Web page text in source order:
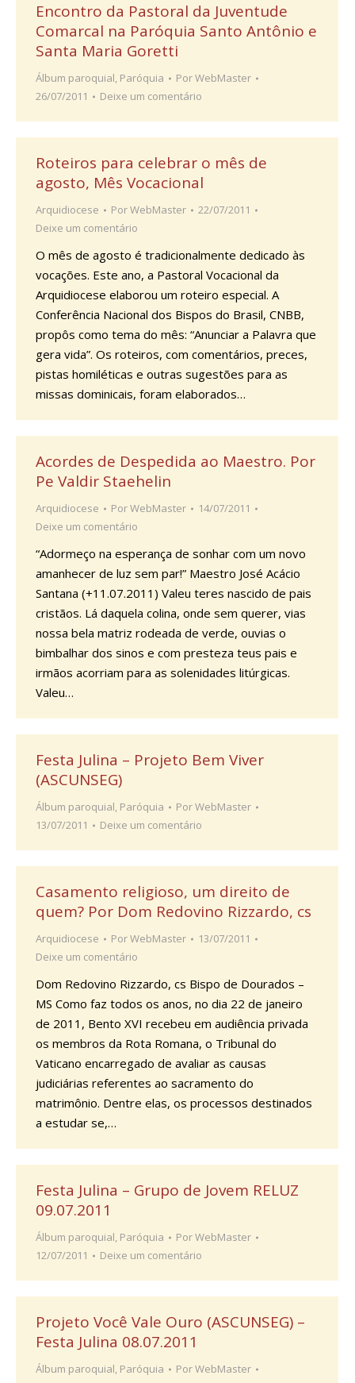
Encontro da Pastoral da Juventude
Comarcal na Paróquia Santo Antônio e
Santa Maria Goretti
Álbum paroquial, Paróquia PorWebMaster
26/07/2011
Deixe um comentário
Roteiros para celebrar o mês de
agosto, Mês Vocacional
Arquidiocese PorWebMaster
22/07/2011
Deixe um comentário
O mês de agosto é tradicionalmente dedicado às
vocações. Este ano, a Pastoral Vocacional da
Arquidiocese elaborou um roteiro especial. A
Conferência Nacional dos Bispos do Brasil, CNBB,
propôs como tema do mês: “Anunciar a Palavra que
gera vida”. Os roteiros, com comentários, preces,
pistas homiléticas e outras sugestões para as
missas dominicais, foram elaborados…
Acordes de Despedida ao Maestro. Por
Pe Valdir Staehelin
Arquidiocese PorWebMaster
14/07/2011
Deixe um comentário
“Adormeço na esperança de sonhar com um novo
amanhecer de luz sem par!” Maestro José Acácio
Santana (+11.07.2011) Valeu teres nascido de pais
cristãos. Lá daquela colina, onde sem querer, vias
nossa bela matriz rodeada de verde, ouvias o
bimbalhar dos sinos e com presteza teus pais e
irmãos acorriam para as solenidades litúrgicas.
Valeu…
Festa Julina – Projeto Bem Viver
(ASCUNSEG)
Álbum paroquial, Paróquia PorWebMaster
13/07/2011
Deixe um comentário
Casamento religioso, um direito de
quem? Por Dom Redovino Rizzardo, cs
Arquidiocese PorWebMaster
13/07/2011
Deixe um comentário
Dom Redovino Rizzardo, cs Bispo de Dourados –
MS Como faz todos os anos, no dia 22 de janeiro
de 2011, Bento XVI recebeu em audiência privada
os membros da Rota Romana, o Tribunal do
Vaticano encarregado de avaliar as causas
judiciárias referentes ao sacramento do
matrimônio. Dentre elas, os processos destinados
a estudar se,…
Festa Julina – Grupo de Jovem RELUZ
09.07.2011
Álbum paroquial, Paróquia PorWebMaster
12/07/2011
Deixe um comentário
Projeto Você Vale Ouro (ASCUNSEG) –
Festa Julina 08.07.2011
Álbum paroquial, Paróquia PorWebMaster